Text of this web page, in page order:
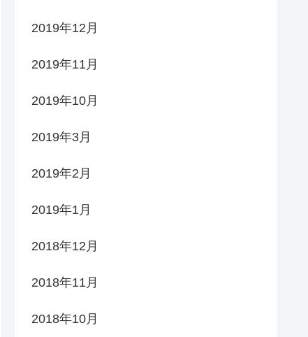
2019年12月
2019年11月
2019年10月
2019年3月
2019年2月
2019年1月
2018年12月
2018年11月
2018年10月